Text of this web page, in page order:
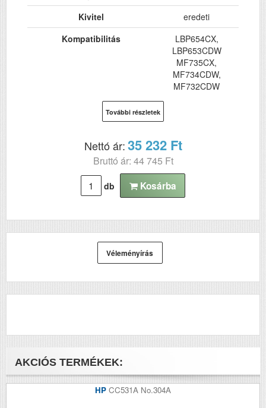
Kivitel
eredeti
Kompatibilitás
LBP654CX,
LBP653CDW
MF735CX,
MF734CDW,
MF732CDW
További részletek
Nettó ár:35 232 Ft
Bruttó ár: 44 745 Ft
db Kosárba
Véleményírás
AKCIÓS TERMÉKEK:
HP CC531A No.304A